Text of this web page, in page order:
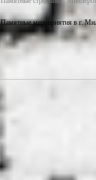
Памятные мероприятия в г.